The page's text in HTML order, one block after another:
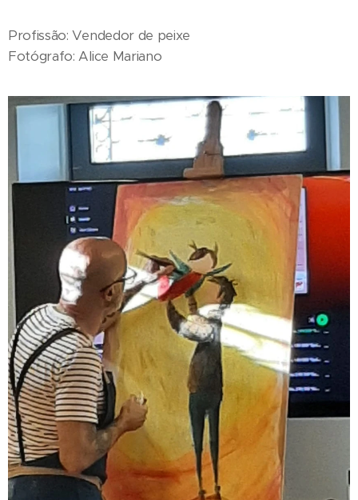
Profissão: Vendedor de peixe
Fotógrafo: Alice Mariano